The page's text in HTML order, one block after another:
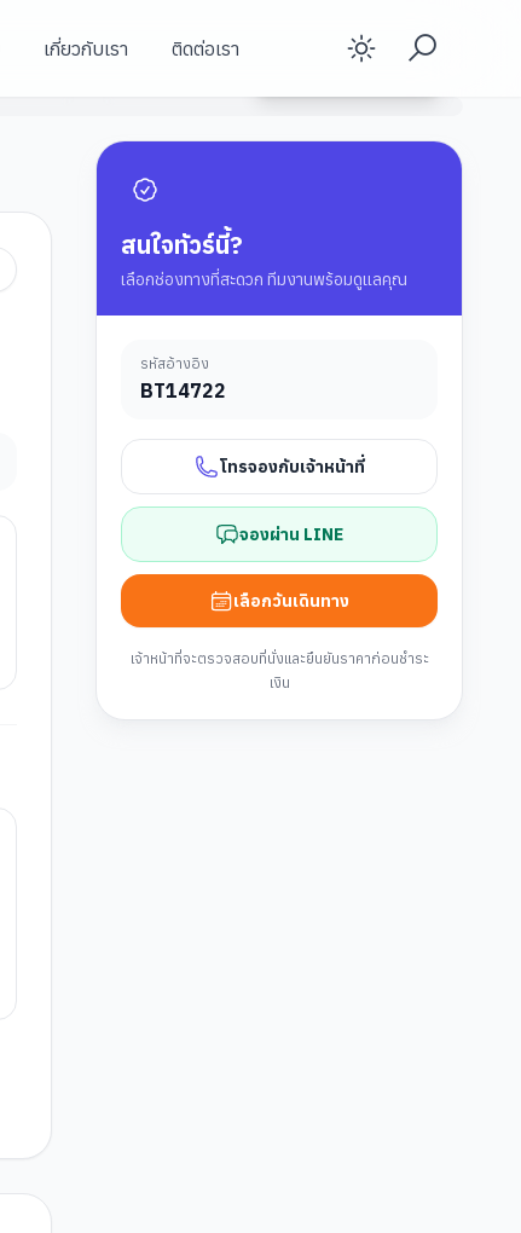
เกี่ยวกับเรา ติดต่อเรา Enable
สนใจทัวร์นี้?
เลือกช่องทางที่สะดวก ทีมงานพร้อมดูแลคุณ
รหัสอ้างอิง
BT14722
โทรจองกับเจ้าหน้าที่
จองผ่าน LINE
เลือกวันเดินทาง
เจ้าหน้าที่จะตรวจสอบที่นั่งและยืนยันราคาก่อนชำระ
เงิน